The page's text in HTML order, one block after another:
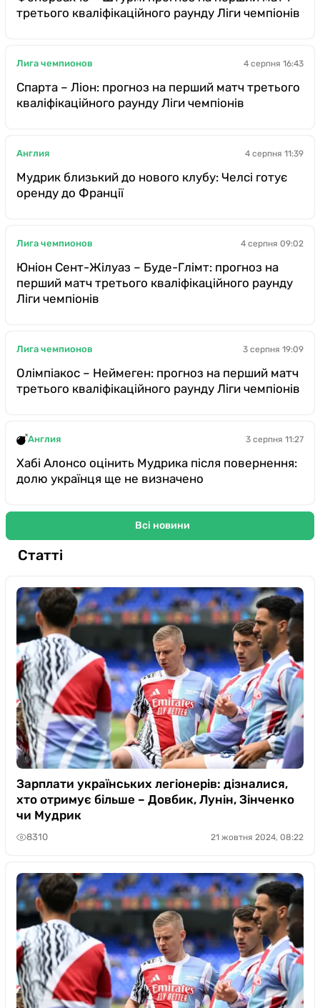
третього кваліфікаційного раунду Ліги чемпіонів
Лига чемпионов 4 серпня 16:43
Спарта – Ліон: прогноз на перший матч третього
кваліфікаційного раунду Ліги чемпіонів
Англия 4 серпня 11:39
Мудрик близький до нового клубу: Челсі готує
оренду до Франції
Лига чемпионов 4 серпня 09:02
Юніон Сент-Жілуаз – Буде-Глімт: прогноз на
перший матч третього кваліфікаційного раунду
Ліги чемпіонів
Лига чемпионов 3 серпня 19:09
Олімпіакос – Неймеген: прогноз на перший матч
третього кваліфікаційного раунду Ліги чемпіонів
Англия 3 серпня 11:27
Хабі Алонсо оцінить Мудрика після повернення:
долю українця ще не визначено
Всі новини
Статті
Зарплати українських легіонерів: дізналися,
хто отримує більше – Довбик, Лунін, Зінченко
чи Мудрик
8310 21 жовтня 2024, 08:22